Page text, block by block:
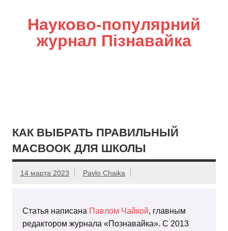
Науково-популярний
журнал Пізнавайка
КАК ВЫБРАТЬ ПРАВИЛЬНЫЙ
MACBOOK ДЛЯ ШКОЛЫ
14 марта 2023 Pavlo Chaika
Статья написана Павлом Чайкой, главным
редактором журнала «Познавайка». С 2013